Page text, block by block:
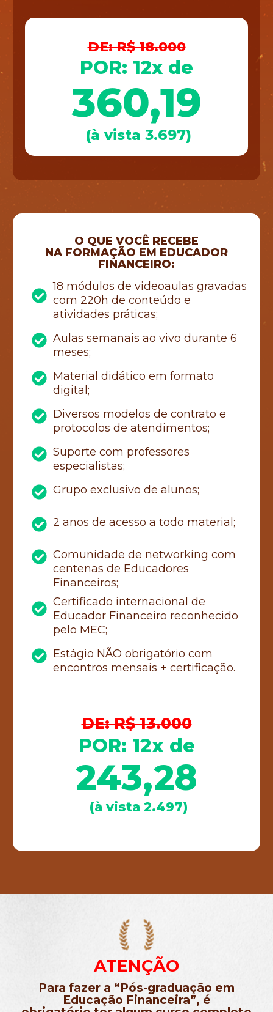
DE: R$ 18.000
POR: 12x de
360,19
(à vista 3.697)
O QUE VOCÊ RECEBE
NA FORMAÇÃO EM EDUCADOR
FINANCEIRO:
18 módulos de videoaulas gravadas
com 220h de conteúdo e
atividades práticas;
Aulas semanais ao vivo durante 6
meses;
Material didático em formato
digital;
Diversos modelos de contrato e
protocolos de atendimentos;
Suporte com professores
especialistas;
Grupo exclusivo de alunos;
2 anos de acesso a todo material;
Comunidade de networking com
centenas de Educadores
Financeiros;
Certificado internacional de
Educador Financeiro reconhecido
pelo MEC;
Estágio NÃO obrigatório com
encontros mensais + certificação.
DE: R$ 13.000
POR: 12x de
243,28
(à vista 2.497)
ATENÇÃO
Para fazer a “Pós-graduação em
Educação Financeira”, é